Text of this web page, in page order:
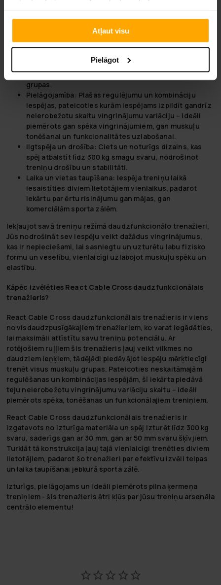
Atļaut visu
Pielāgot
sagatavotību un muskuļu tonusu. Katrs treniņš ar šādu
iekārtu ir maksimāli efektīvs, pateicoties iespējai trenēt
dažādas muskuļu grupas ar vienu un to pašu iekārtu.
Iespēja veikt vingrinājumus no dažādām
leņķiem, korekti mērķējot atsevišķus muskuļus vai to
grupas.
Pielāgojamība: Plašas regulējumu un kombināciju
iespējas, pateicoties kurām iespējams izpildīt gandrīz
neierobežotu skaitu vingrinājumu variāciju – ideāli
piemērots gan spēka vingrinājumiem, gan muskuļu
tonēšanai un funkcionalitātes uzlabošanai.
Ilgtspēja un drošība: Ciets un noturīgs dizains, kas
spēj atbalstīt līdz 300 kg smagu svaru, nodrošinot
treniņu drošību un stabilitāti.
Laika un vietas taupīšana: Iespēja treniņu laikā
iesaistīties diviem lietotājiem vienlaikus, padarot
iekārtu par ērtu risinājumu gan mājas, gan
komerciālām sporta zālēm.
Iekļaujot savā treniņu režīmā daudzfunkcionālo trenažieri,
Jūs nodrošināt sev iespēju veikt dažādus vingrinājumus,
kas ir nepieciešami, lai sasniegtu un uzturētu labu fizisko
formu un veselību, vienlaicīgi uzlabojot muskuļu spēku un
elastību.
Kāpēc izvēlēties React Cable Cross daudzfunkcionālais
trenažieris?
React Cable Cross daudzfunkcionālais trenažieris ir viens
no visdaudzpusīgākajiem trenažieriem, ko varat iegādāties,
lai maksimāli attīstītu savu treniņu potenciālu. Ar
rotējošiem ruļļiem šis trenažieris ļauj veikt vilkmes no
daudziem leņķiem, tādējādi piedāvājot iespēju mērķtiecīgi
trenēt visus muskuļu grupas. Pateicoties neskaitāmajām
regulēšanas un kombinācijas iespējām, šī iekārta piedāvā
teju neierobežotu vingrinājumu variāciju skaitu – ideāli
piemērots spēka, tonēšanas un funkcionālajiem treniņiem.
React Cable Cross daudzfunkcionālais trenažieris ir
izgatavots no izturīga materiāla un spēj izturēt līdz 300 kg
svaru, saderīgs gan ar 30 mm, gan ar 50 mm svaru šķīvjiem.
Turklāt tā konstrukcija ļauj tajā vienlaicīgi trenēties diviem
lietotājiem, padarot šo trenažieri par efektīvu izvēli telpas
un laika taupīšanai jebkurā sporta zālē.
Izturīgs, pielāgojams un ideāli piemērots pilna ķermeņa
treniņiem - šis trenažieris ātri kļūs par jūsu treniņu arsenāla
centrālo elementu!